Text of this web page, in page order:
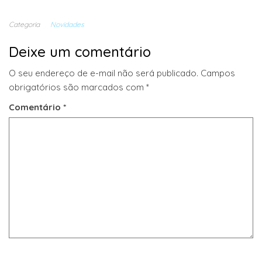
Categoria Novidades
Deixe um comentário
O seu endereço de e-mail não será publicado. Campos
obrigatórios são marcados com *
Comentário *